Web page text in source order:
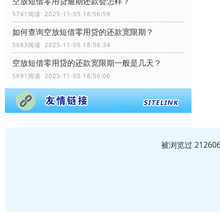
5741阅读 2025-11-05 18:56:59
如何查询空放短借零用贷的还款宽限期？
5683阅读 2025-11-05 18:56:34
空放短借零用贷的还款宽限期一般是几天？
5691阅读 2025-11-05 18:56:06
被浏览过